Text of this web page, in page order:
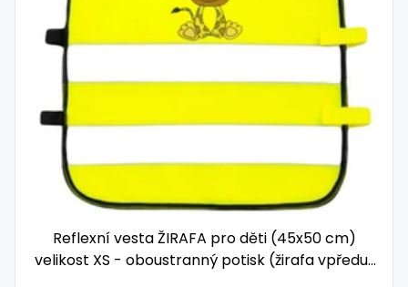
Reflexní vesta ŽIRAFA pro děti (45x50 cm)
velikost XS - oboustranný potisk (žirafa vpředu i